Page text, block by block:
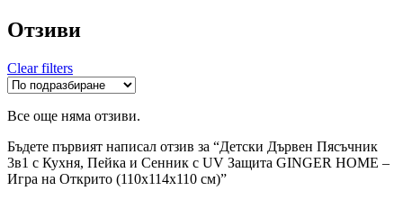
Отзиви
Clear filters
Все още няма отзиви.
Бъдете първият написал отзив за “Детски Дървен Пясъчник
3в1 с Кухня, Пейка и Сенник с UV Защита GINGER HOME –
Игра на Открито (110x114x110 см)”